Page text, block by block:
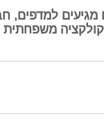
מגיעים
קולקציה